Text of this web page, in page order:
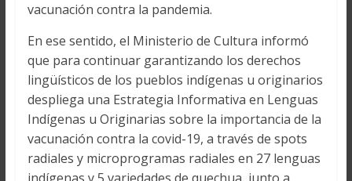
vacunación contra la pandemia.
En ese sentido, el Ministerio de Cultura informó
que para continuar garantizando los derechos
lingüísticos de los pueblos indígenas u originarios
despliega una Estrategia Informativa en Lenguas
Indígenas u Originarias sobre la importancia de la
vacunación contra la covid-19, a través de spots
radiales y microprogramas radiales en 27 lenguas